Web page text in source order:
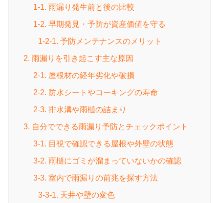
1-1. 雨漏り発生前と後の比較
1-2. 早期発見・予防が資産価値を守る
1-2-1. 予防メンテナンスのメリット
2. 雨漏りを引き起こす主な原因
2-1. 屋根材の経年劣化や破損
2-2. 防水シートやコーキングの寿命
2-3. 排水溝や雨樋の詰まり
3. 自分でできる雨漏り予防とチェックポイント
3-1. 目視で確認できる屋根や外壁の状態
3-2. 雨樋にゴミが溜まっていないかの確認
3-3. 室内で雨漏りの前兆を探す方法
3-3-1. 天井や壁の変色